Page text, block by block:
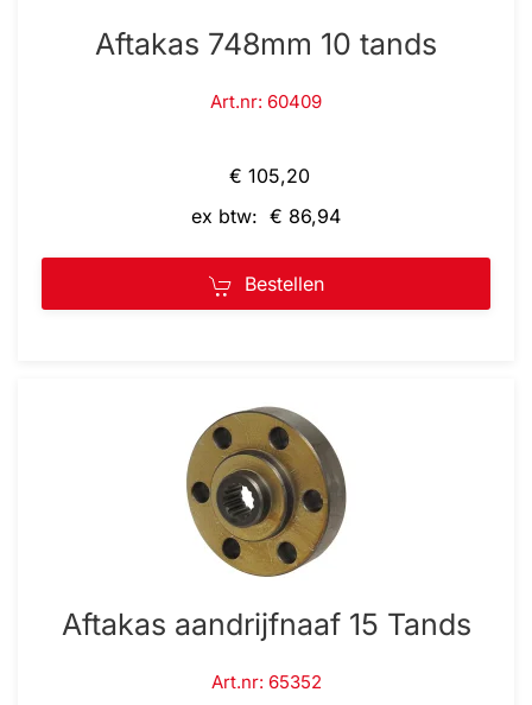
Aftakas 748mm 10 tands
Art.nr: 60409
€ 105,20
ex btw: € 86,94
Bestellen
Aftakas aandrijfnaaf 15 Tands
Art.nr: 65352